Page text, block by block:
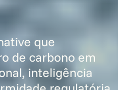
que
de carbono em
inteligência